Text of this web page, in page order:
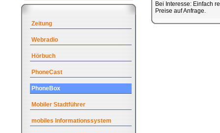
Zeitung
Webradio
Hörbuch
PhoneCast
PhoneBox
Mobiler Stadtführer
mobiles Informationssystem
Bei Interesse: Einfach
Preise auf Anfrage.